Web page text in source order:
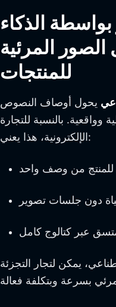
بواسطة الذكاء
المرئية
للمنتجات
يحول أوصاف النصوص
وواقعية. بالنسبة للتجارة
الإلكترونية، هذا يعني:
يمكن لتجار التجزئة